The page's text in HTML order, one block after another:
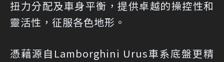
扭力分配及車身平衡，提供卓越的操控性和
靈活性，征服各色地形。
憑藉源自Lamborghini Urus車系底盤更精